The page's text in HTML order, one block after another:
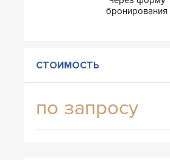
бронирования
СТОИМОСТЬ
по запросу